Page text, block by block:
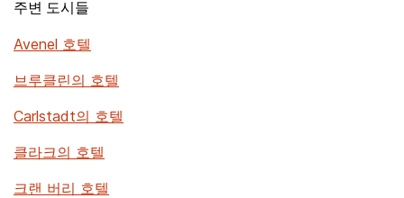
주변 도시들
Avenel 호텔
브루클린의 호텔
Carlstadt의 호텔
클라크의 호텔
크랜 버리 호텔